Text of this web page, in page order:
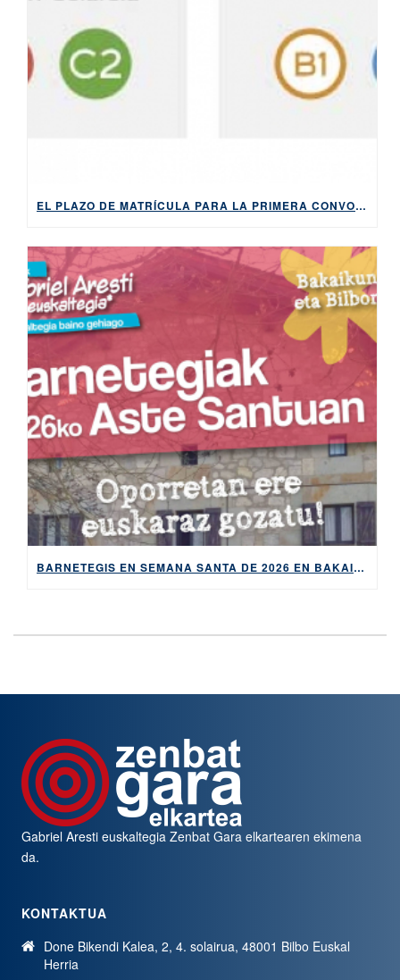
EL PLAZO DE MATRÍCULA PARA LA PRIMERA CONVOCATORIA DE 2026 DE LOS EXÁMENES DE HABE ESTARÁ ABIERTO DEL 9 AL 14 DE ABRIL
BARNETEGIS EN SEMANA SANTA DE 2026 EN BAKAIKU Y BILBAO
Gabriel Aresti euskaltegiaZenbat Gara elkartearen ekimena
da.
KONTAKTUA
Done Bikendi Kalea, 2, 4. solairua, 48001 Bilbo Euskal
Herria